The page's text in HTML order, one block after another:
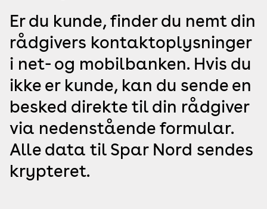
Er du kunde, finder du nemt din
rådgivers kontaktoplysninger
i net- og mobilbanken. Hvis du
ikke er kunde, kan du sende en
besked direkte til din rådgiver
via nedenstående formular.
Alle data til Spar Nord sendes
krypteret.